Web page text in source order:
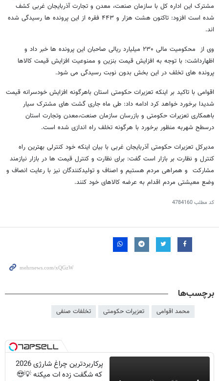
مشترک این اداره کل با سازمان صنعت، معدن و تجارت آذربایجان غربی کشف
شده است افزود: تاکنون هشت هزار و ۴۴۳ فقره از این پرونده ها رسیدگی شده
اند.
وی از محکومیت مالی ۲۳۰ میلیارد ریالی صاحبان این پرونده ها خبر داد و
اظهارداشت: با توجه به افزایش قیمت بنزین و ممنوعیت افزایش قیمت کالاها
پرونده های تخلف در این بخش بدون نوبت رسیدگی می شود.
اقوامی با تاکید بر اینکه تعزیرات حکومتی استان باهرگونه افزایش خودسرانه قیمت
شدیدا برخورد خواهد کرد ادامه داد: طی ماه جاری گشت های مشترک سیار
باهمکاری تعزیرات حکومتی و بازرسان سازمان صنعت،معدن وتجارت استان
درسطح شهربه منظور برخورد با هرگونه تخلف راه اندازی شده است.
مدیرکل تعزیرات حکومتی آذربایجان غربی با بیان اینکه خود کنترلی بهترین راه
کنترل و نظارت بر بازار است گفت: برای نظارت و کنترل قیمت ها در بازار نیازمند
مشارکت و همراهی مردم هستیم و اصناف و تولیدکنندگان نیز با رعایت انصاف و
وضع معیشتی مردم اقدام به عرضه کالاهای خود کنند.
کد مطلب4784160
برچسب‌ها
محمد اقوامی تعزیرات حکومتی تخلفات صنفی
پرکاربردترین چراغ شارژی 2026
که شگفت زده ات میکنه 💡😍